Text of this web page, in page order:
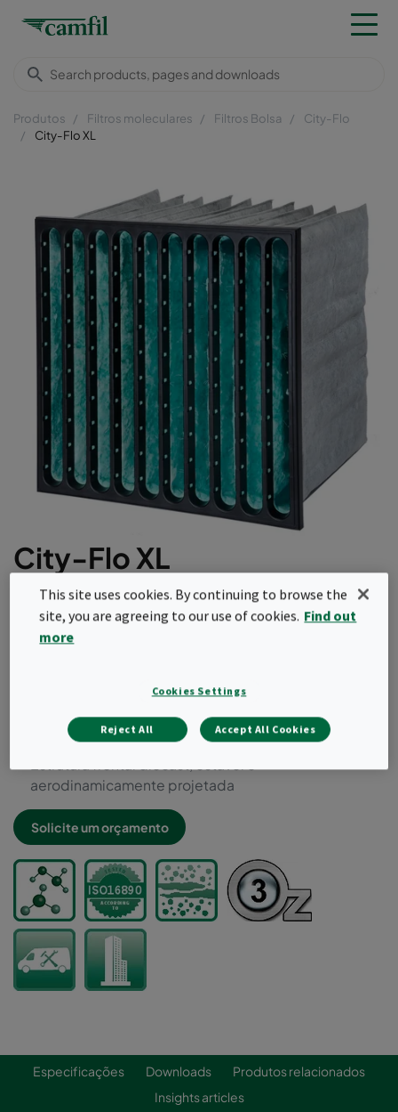
Produtos Filtros moleculares Filtros Bolsa
City-Flo
City-Flo XL
City-Flo XL
Filtro de ar de baixa resistência e alta economia
de energia para o controle de contaminantes
particulados e gasosos.
Baixa queda de pressão inicial
Design de bolso cônico recém desenvolvido
aerodinamicamente projetada
Solicite um orçamento
Especificações Downloads
Produtos relacionados
Insights articles
This site uses cookies. By continuing to browse the
site, you are agreeing to our use of cookies. Find out
more
Cookies Settings
Reject All Accept All Cookies